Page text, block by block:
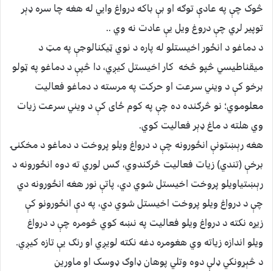
څوک چې په عادې توګه او بې باکه درواغ وايي له هغه چا سره ډېر
توپير لري چې دروغ ويل يې عادت نه وي ..
د دماغو د انځور اخيستلو له پاره د نوي ټيکنالوجې په مټ د
ميقناطيسي څپو څخه کار اخيستل کيږي، دا څپې د دماغو په ټولو
برخو کې د ويني سرعت او حرکت په مرسته د دماغو فعاليت
معلوموي؛ نو څرګنده ده چې په کوم ځاى کې د ويني سرعت زيات
وي هلته د ماغ ډېر فعاليت کوي.
هغه رېښتونې انځورونه چې د درواغ ويلو پروخت د دماغو د مخکنۍ
برخې (تندي) زيات فعاليت څرګندوي، ګس لوري ته دوه انځورونه د
رېښتياويلو پروخت اخيستل شوي دي، پاتې نور هغه انځورونه دي
چې د درواغ ويلو پروخت اخيستل شوي دي، په دې انځورونو کې
زيړه نکته د درواغ ويلو فعاليت په نښه کوي څومره چې د درواغ
ويلو اندازه زياته وي هغومره دغه نکته لويږي او رنګ يې تازه کيږي.
د څېړونکي ډلې دوه وتلي پوهان ډاوګ ډوسک او ماورين